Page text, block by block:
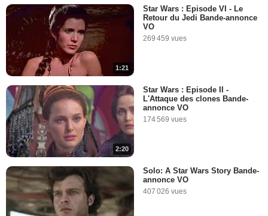
10:59
1:11
Poe Dameron et BB8 ont un
message pour vous !
0:46
Daisy Ridley vous remercie
depuis le tournage de Star
The Big Fan Theory -
1:21
Star Wars : Episode VI - Le
Retour du Jedi Bande-annonce
VO
269 459 vues
2:20
Star Wars : Episode II -
L'Attaque des clones Bande-
annonce VO
174 569 vues
Solo: A Star Wars Story Bande-
annonce VO
407 026 vues